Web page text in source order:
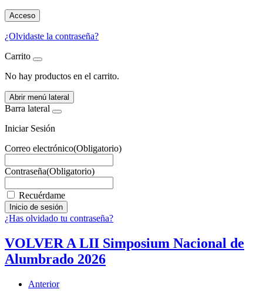
Acceso
¿Olvidaste la contraseña?
Carrito
No hay productos en el carrito.
Abrir menú lateral
Barra lateral
Iniciar Sesión
Correo electrónico(Obligatorio)
Contraseña(Obligatorio)
Recuérdame
¿Has olvidado tu contraseña?
VOLVER A LII Simposium Nacional de
Alumbrado 2026
Anterior